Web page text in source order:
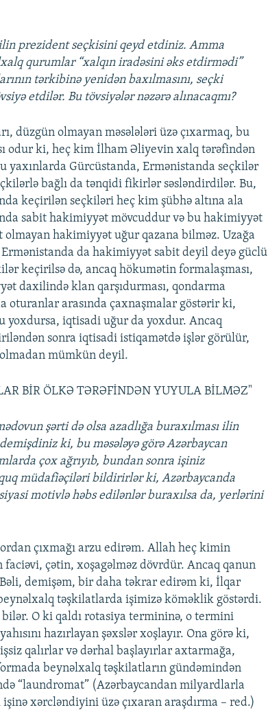
prezident seçkisini qeyd etdiniz. Amma
qurumlar “xalqın iradəsini əks etdirmədi”
tərkibinə yenidən baxılmasını, seçki
etdilər. Bu tövsiyələr nəzərə alınacaqmı?
düzgün olmayan məsələləri üzə çıxarmaq, bu
odur ki, heç kim İlham Əliyevin xalq tərəfindən
yaxınlarda Gürcüstanda, Ermənistanda seçkilər
bağlı da tənqidi fikirlər səsləndirdilər. Bu,
keçirilən seçkiləri heç kim şübhə altına ala
sabit hakimiyyət mövcuddur və bu hakimiyyət
hakimiyyət uğur qazana bilməz. Uzağa
da hakimiyyət sabit deyil deyə güclü
keçirilsə də, ancaq hökumətin formalaşması,
daxilində klan qarşıdurması, qondarma
oturanlar arasında çaxnaşmalar göstərir ki,
yoxdursa, iqtisadi uğur da yoxdur. Ancaq
sonra iqtisadi istiqamətdə işlər görülür,
mümkün deyil.
BİR ÖLKƏ TƏRƏFİNDƏN YUYULA BİLMƏZ"
şərti də olsa azadlığa buraxılması ilin
ki, bu məsələyə görə Azərbaycan
çox ağrıyıb, bundan sonra işiniz
müdafiəçiləri bildirirlər ki, Azərbaycanda
motivlə həbs edilənlər buraxılsa da, yerlərini
çıxmağı arzu edirəm. Allah heç kimin
faciəvi, çətin, xoşagəlməz dövrdür. Ancaq qanun
Bəli, demişəm, bir daha təkrar edirəm ki, İlqar
təşkilatlarda işimizə köməklik göstərdi.
bilər. O ki qaldı rotasiya termininə, o termini
hazırlayan şəxslər xoşlayır. Ona görə ki,
qalırlar və dərhal başlayırlar axtarmağa,
beynəlxalq təşkilatların gündəmindən
“laundromat” (Azərbaycandan milyardlarla
xərcləndiyini üzə çıxaran araşdırma – red.)